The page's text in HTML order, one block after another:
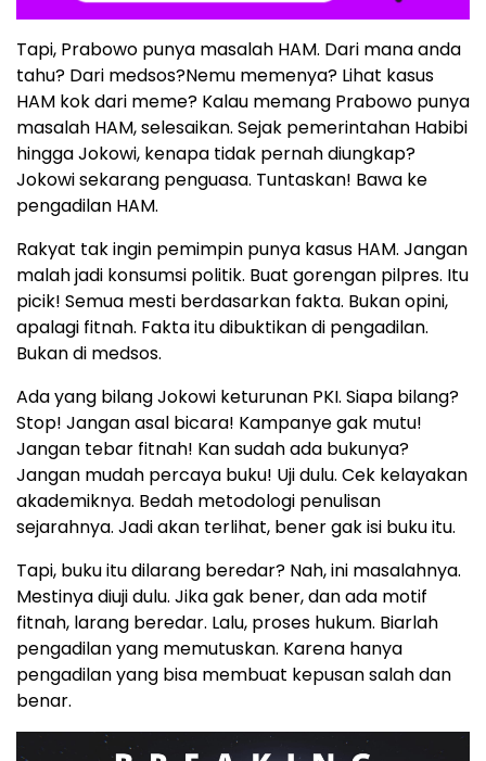
Tapi, Prabowo punya masalah HAM. Dari mana anda
tahu? Dari medsos?Nemu memenya? Lihat kasus
HAM kok dari meme? Kalau memang Prabowo punya
masalah HAM, selesaikan. Sejak pemerintahan Habibi
hingga Jokowi, kenapa tidak pernah diungkap?
Jokowi sekarang penguasa. Tuntaskan! Bawa ke
pengadilan HAM.
Rakyat tak ingin pemimpin punya kasus HAM. Jangan
malah jadi konsumsi politik. Buat gorengan pilpres. Itu
picik! Semua mesti berdasarkan fakta. Bukan opini,
apalagi fitnah. Fakta itu dibuktikan di pengadilan.
Bukan di medsos.
Ada yang bilang Jokowi keturunan PKI. Siapa bilang?
Stop! Jangan asal bicara! Kampanye gak mutu!
Jangan tebar fitnah! Kan sudah ada bukunya?
Jangan mudah percaya buku! Uji dulu. Cek kelayakan
akademiknya. Bedah metodologi penulisan
sejarahnya. Jadi akan terlihat, bener gak isi buku itu.
Tapi, buku itu dilarang beredar? Nah, ini masalahnya.
Mestinya diuji dulu. Jika gak bener, dan ada motif
fitnah, larang beredar. Lalu, proses hukum. Biarlah
pengadilan yang memutuskan. Karena hanya
pengadilan yang bisa membuat kepusan salah dan
benar.